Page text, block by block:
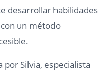
desarrollar habilidades
un método
Silvia, especialista